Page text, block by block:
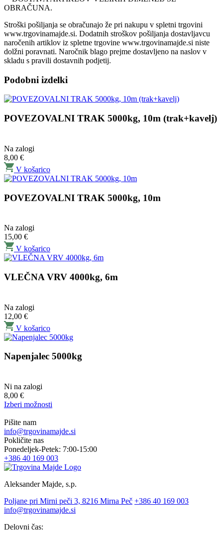
OBRAČUNA.
Stroški pošiljanja se obračunajo že pri nakupu v spletni trgovini
www.trgovinamajde.si. Dodatnih stroškov pošiljanja dostavljavcu
naročenih artiklov iz spletne trgovine www.trgovinamajde.si niste
dolžni poravnati. Naročnik blago prejme dostavljeno na naslov v
skladu s pravili dostavnih podjetij.
Podobni izdelki
POVEZOVALNI TRAK 5000kg, 10m (trak+kavelj)
Na zalogi
8,00 €
V košarico
POVEZOVALNI TRAK 5000kg, 10m
Na zalogi
15,00 €
V košarico
VLEČNA VRV 4000kg, 6m
Na zalogi
12,00 €
V košarico
Napenjalec 5000kg
Ni na zalogi
8,00 €
Izberi možnosti
Pišite nam
info@trgovinamajde.si
Pokličite nas
Ponedeljek-Petek: 7:00-15:00
+386 40 169 003
Aleksander Majde, s.p.
Poljane pri Mirni peči 3, 8216 Mirna Peč +386 40 169 003
info@trgovinamajde.si
Delovni čas: